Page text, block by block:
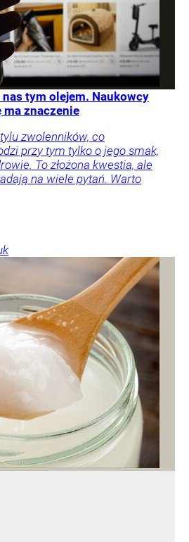
tym olejem. Naukowcy
znaczenie
zwolenników, co
przy tym tylko o jego smak,
To złożona kwestia, ale
na wiele pytań. Warto